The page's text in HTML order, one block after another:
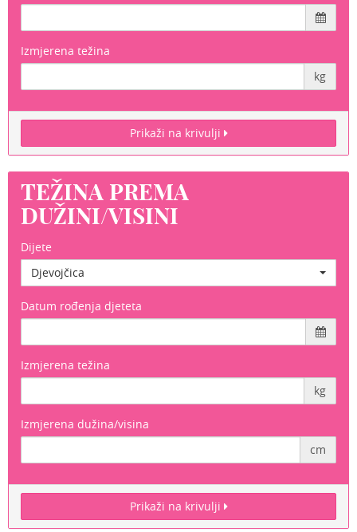
Izmjerena težina
kg
Prikaži na krivulji
TEŽINA PREMA
DUŽINI/VISINI
Dijete
Djevojčica
Datum rođenja djeteta
Izmjerena težina
kg
Izmjerena dužina/visina
cm
Prikaži na krivulji